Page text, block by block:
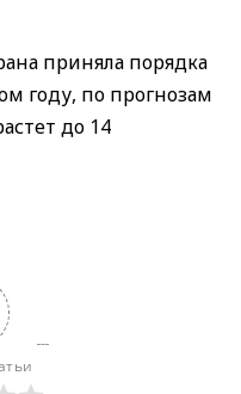
приняла порядка
году, по прогнозам
до 14